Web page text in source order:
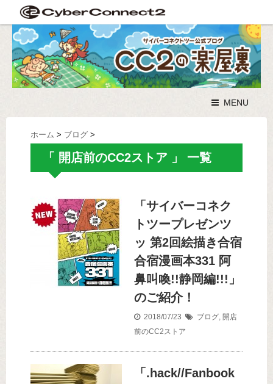
MENU
ホーム > ブログ >
「 開店前のCC2ストア 」 一覧
「サイバーコネク
トツープレゼンツ
ッ 第2回絵描き合宿
合宿漫画本331 阿
鼻叫喚!!静岡編!!!」
のご紹介！
2018/07/23 ブログ, 開店
前のCC2ストア
「.hack//Fanbook